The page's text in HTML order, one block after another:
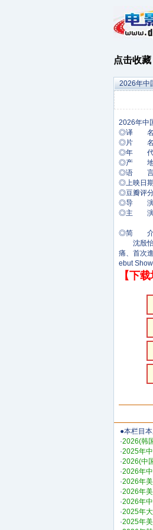
点击收藏
2026年中
◎译 名
◎片 名
◎年 代
◎产 地
◎语 言
◎上映日
◎豆瓣评
◎导 演
◎主 演
徐
◎简
沈殷怡
痛、首次
ebut
【下
●本栏目
·2026(韩
·2025年
·2026(中
·2026年
·2026年
·2026年
·2026年
·2025年
·2025年